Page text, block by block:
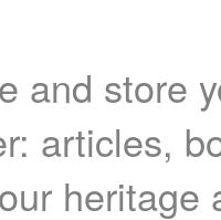
and store
articles,
heritage